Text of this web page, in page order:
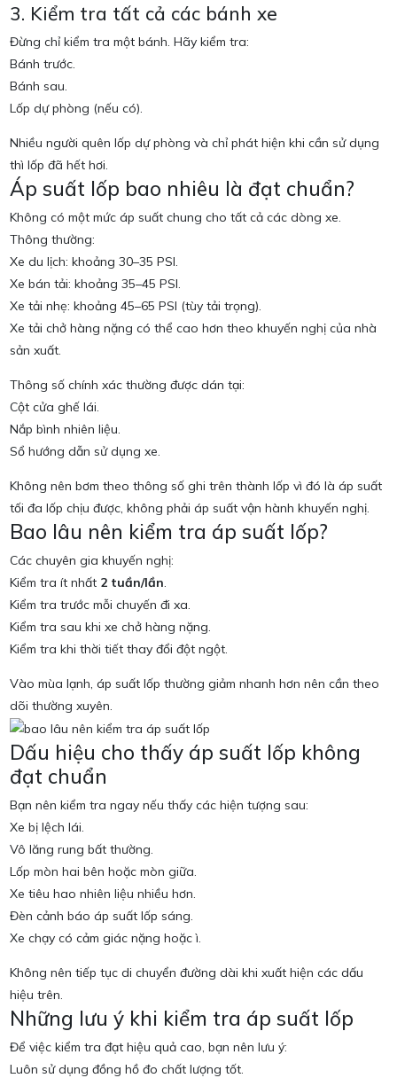
3. Kiểm tra tất cả các bánh xe
Đừng chỉ kiểm tra một bánh. Hãy kiểm tra:
Bánh trước.
Bánh sau.
Lốp dự phòng (nếu có).
Nhiều người quên lốp dự phòng và chỉ phát hiện khi cần sử dụng
thì lốp đã hết hơi.
Áp suất lốp bao nhiêu là đạt chuẩn?
Không có một mức áp suất chung cho tất cả các dòng xe.
Thông thường:
Xe du lịch: khoảng 30–35 PSI.
Xe bán tải: khoảng 35–45 PSI.
Xe tải nhẹ: khoảng 45–65 PSI (tùy tải trọng).
Xe tải chở hàng nặng có thể cao hơn theo khuyến nghị của nhà
sản xuất.
Thông số chính xác thường được dán tại:
Cột cửa ghế lái.
Nắp bình nhiên liệu.
Sổ hướng dẫn sử dụng xe.
Không nên bơm theo thông số ghi trên thành lốp vì đó là áp suất
tối đa lốp chịu được, không phải áp suất vận hành khuyến nghị.
Bao lâu nên kiểm tra áp suất lốp?
Các chuyên gia khuyến nghị:
Kiểm tra ít nhất 2 tuần/lần.
Kiểm tra trước mỗi chuyến đi xa.
Kiểm tra sau khi xe chở hàng nặng.
Kiểm tra khi thời tiết thay đổi đột ngột.
Vào mùa lạnh, áp suất lốp thường giảm nhanh hơn nên cần theo
dõi thường xuyên.
Dấu hiệu cho thấy áp suất lốp không
đạt chuẩn
Bạn nên kiểm tra ngay nếu thấy các hiện tượng sau:
Xe bị lệch lái.
Vô lăng rung bất thường.
Lốp mòn hai bên hoặc mòn giữa.
Xe tiêu hao nhiên liệu nhiều hơn.
Đèn cảnh báo áp suất lốp sáng.
Xe chạy có cảm giác nặng hoặc ì.
Không nên tiếp tục di chuyển đường dài khi xuất hiện các dấu
hiệu trên.
Những lưu ý khi kiểm tra áp suất lốp
Để việc kiểm tra đạt hiệu quả cao, bạn nên lưu ý:
Luôn sử dụng đồng hồ đo chất lượng tốt.